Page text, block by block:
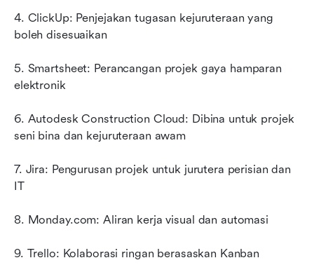
4. ClickUp: Penjejakan tugasan kejuruteraan yang
boleh disesuaikan
5. Smartsheet: Perancangan projek gaya hamparan
elektronik
6. Autodesk Construction Cloud: Dibina untuk projek
seni bina dan kejuruteraan awam
7. Jira: Pengurusan projek untuk jurutera perisian dan
IT
8. Monday.com: Aliran kerja visual dan automasi
9. Trello: Kolaborasi ringan berasaskan Kanban